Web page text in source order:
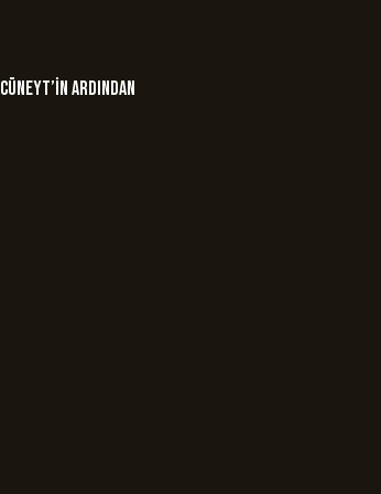
Cüneyt’in Ardından